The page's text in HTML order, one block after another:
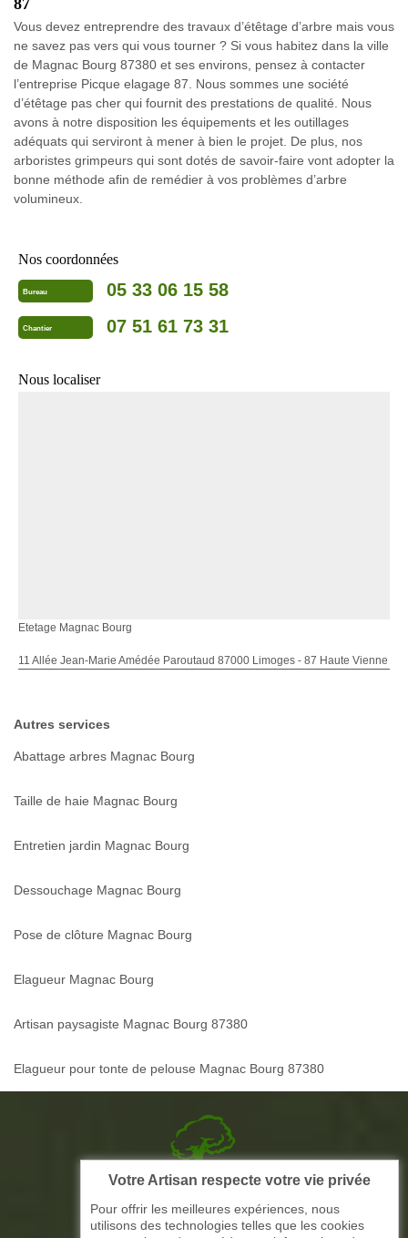
Vous devez entreprendre des travaux d’étêtage d’arbre mais vous
ne savez pas vers qui vous tourner ? Si vous habitez dans la ville
de Magnac Bourg 87380 et ses environs, pensez à contacter
l’entreprise Picque elagage 87. Nous sommes une société
d’étêtage pas cher qui fournit des prestations de qualité. Nous
avons à notre disposition les équipements et les outillages
adéquats qui serviront à mener à bien le projet. De plus, nos
arboristes grimpeurs qui sont dotés de savoir-faire vont adopter la
bonne méthode afin de remédier à vos problèmes d’arbre
volumineux.
Nos coordonnées
Bureau 05 33 06 15 58
Chantier 07 51 61 73 31
Nous localiser
Etetage Magnac Bourg
11 Allée Jean-Marie Amédée Paroutaud 87000 Limoges - 87 Haute Vienne
Autres services
Abattage arbres Magnac Bourg
Taille de haie Magnac Bourg
Entretien jardin Magnac Bourg
Dessouchage Magnac Bourg
Pose de clôture Magnac Bourg
Elagueur Magnac Bourg
Artisan paysagiste Magnac Bourg 87380
Elagueur pour tonte de pelouse Magnac Bourg 87380
Picque elagage 87
Votre Artisan respecte votre vie privée
Pour offrir les meilleures expériences, nous
utilisons des technologies telles que les cookies